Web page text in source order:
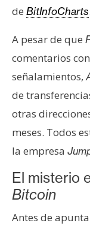
i
i
d
a
d
de BitInfoCharts.
A pesar de que
comentarios
señalamientos,
de
otras
meses. Todos
la empresa
El misterio
Bitcoin
Antes de